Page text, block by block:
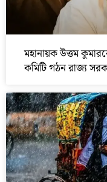
মহানায়ক উত্তম
কমিটি গঠন রাজ্য